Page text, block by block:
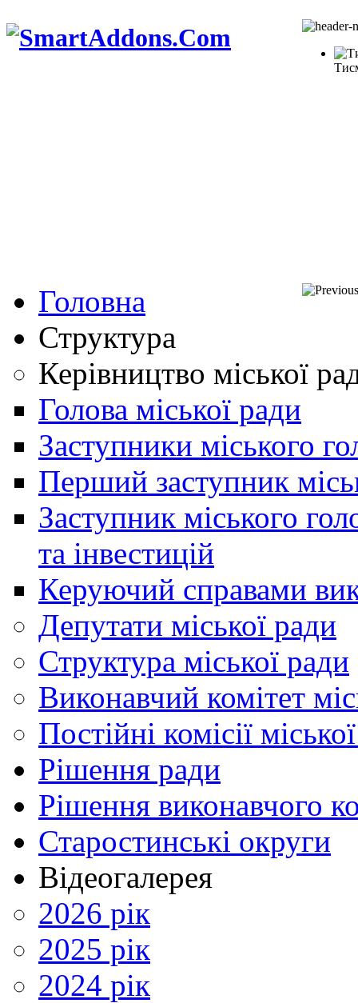
Головна
Структура
Керівництво міської
Голова міської ради
Заступники міського
Перший заступник
Заступник міського
та інвестицій
Керуючий справами
Депутати міської ради
Структура міської ради
Виконавчий комітет
Постійні комісії
Рішення ради
Рішення виконавчого
Старостинські округи
Відеогалерея
2026 рік
2025 рік
2024 рік